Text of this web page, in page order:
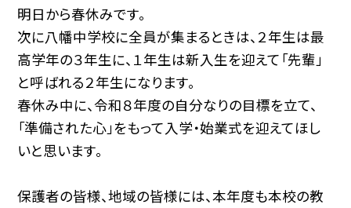
明日から春休みです。
次に八幡中学校に全員が集まるときは、２年生は最
高学年の３年生に、１年生は新入生を迎えて「先輩」
と呼ばれる２年生になります。
春休み中に、令和８年度の自分なりの目標を立て、
「準備された心」をもって入学・始業式を迎えてほし
いと思います。
保護者の皆様、地域の皆様には、本年度も本校の教